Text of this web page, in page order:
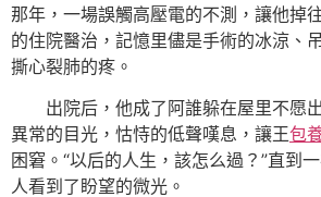
那年，一場誤觸高壓電的不測，讓他掉
的住院醫治，記憶里儘是手術的冰涼、
撕心裂肺的疼。
出院后，他成了阿誰躲在屋里不愿
異常的目光，怙恃的低聲嘆息，讓王包
困窘。“以后的人生，該怎么過？”直到
人看到了盼望的微光。